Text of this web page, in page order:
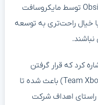
او فاش کرد که خرید استودیو Obsidian توسط مایکروسافت
تا با خیال راحت‌تری به توسعه
نباشند.
کرد که قرار گرفتن
تحت مدیریت تیم ایکس باکس (Team Xbox) باعث شده تا
راستای اهداف شرکت